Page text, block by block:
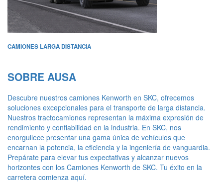
CAMIONES LARGA DISTANCIA
SOBRE AUSA
Descubre nuestros camiones Kenworth en SKC, ofrecemos
soluciones excepcionales para el transporte de larga distancia.
Nuestros tractocamiones representan la máxima expresión de
rendimiento y confiabilidad en la industria. En SKC, nos
enorgullece presentar una gama única de vehículos que
encarnan la potencia, la eficiencia y la ingeniería de vanguardia.
Prepárate para elevar tus expectativas y alcanzar nuevos
horizontes con los Camiones Kenworth de SKC. Tu éxito en la
carretera comienza aquí.